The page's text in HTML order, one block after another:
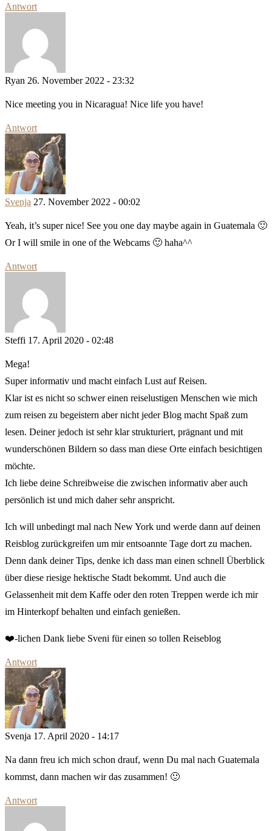
Antwort
Ryan 26. November 2022 - 23:32
Nice meeting you in Nicaragua! Nice life you have!
Antwort
Svenja 27. November 2022 - 00:02
Yeah, it’s super nice! See you one day maybe again in Guatemala 🙂
Or I will smile in one of the Webcams 🙂 haha^^
Antwort
Steffi 17. April 2020 - 02:48
Mega!
Super informativ und macht einfach Lust auf Reisen.
Klar ist es nicht so schwer einen reiselustigen Menschen wie mich
zum reisen zu begeistern aber nicht jeder Blog macht Spaß zum
lesen. Deiner jedoch ist sehr klar strukturiert, prägnant und mit
wunderschönen Bildern so dass man diese Orte einfach besichtigen
möchte.
Ich liebe deine Schreibweise die zwischen informativ aber auch
persönlich ist und mich daher sehr anspricht.
Ich will unbedingt mal nach New York und werde dann auf deinen
Reisblog zurückgreifen um mir entsoannte Tage dort zu machen.
Denn dank deiner Tips, denke ich dass man einen schnell Überblick
über diese riesige hektische Stadt bekommt. Und auch die
Gelassenheit mit dem Kaffe oder den roten Treppen werde ich mir
im Hinterkopf behalten und einfach genießen.
❤️-lichen Dank liebe Sveni für einen so tollen Reiseblog
Antwort
Svenja 17. April 2020 - 14:17
Na dann freu ich mich schon drauf, wenn Du mal nach Guatemala
kommst, dann machen wir das zusammen! 🙂
Antwort